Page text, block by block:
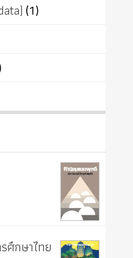
(1)
ศึกษาไทย